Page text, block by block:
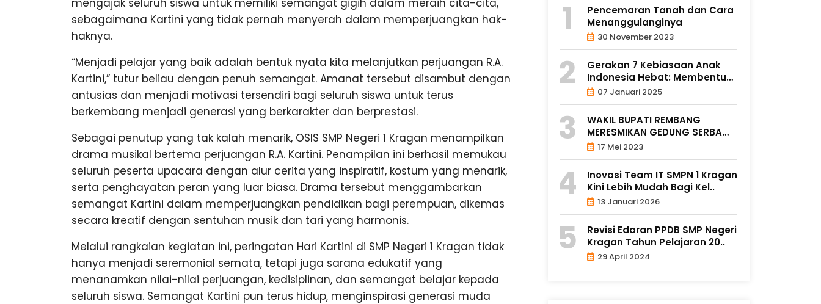
mengajak seluruh siswa untuk memiliki semangat gigih dalam meraih cita-cita,
sebagaimana Kartini yang tidak pernah menyerah dalam memperjuangkan hak-
haknya.
“Menjadi pelajar yang baik adalah bentuk nyata kita melanjutkan perjuangan R.A.
Kartini,” tutur beliau dengan penuh semangat. Amanat tersebut disambut dengan
antusias dan menjadi motivasi tersendiri bagi seluruh siswa untuk terus
berkembang menjadi generasi yang berkarakter dan berprestasi.
Sebagai penutup yang tak kalah menarik, OSIS SMP Negeri 1 Kragan menampilkan
drama musikal bertema perjuangan R.A. Kartini. Penampilan ini berhasil memukau
seluruh peserta upacara dengan alur cerita yang inspiratif, kostum yang menarik,
serta penghayatan peran yang luar biasa. Drama tersebut menggambarkan
semangat Kartini dalam memperjuangkan pendidikan bagi perempuan, dikemas
secara kreatif dengan sentuhan musik dan tari yang harmonis.
Melalui rangkaian kegiatan ini, peringatan Hari Kartini di SMP Negeri 1 Kragan tidak
hanya menjadi seremonial semata, tetapi juga sarana edukatif yang
menanamkan nilai-nilai perjuangan, kedisiplinan, dan semangat belajar kepada
seluruh siswa. Semangat Kartini pun terus hidup, menginspirasi generasi muda
Pencemaran Tanah dan Cara
Menanggulanginya
30 November 2023
Gerakan 7 Kebiasaan Anak
Indonesia Hebat: Membentuk
Gen..07 Januari 2025
WAKIL BUPATI REMBANG
MERESMIKAN GEDUNG SERBA
GUNA
17 Mei 2023
Inovasi Team IT SMPN 1 Kragan
Kini Lebih Mudah Bagi Kel..
13 Januari 2026
Revisi Edaran PPDB SMP Negeri
Kragan Tahun Pelajaran 20..
29 April 2024